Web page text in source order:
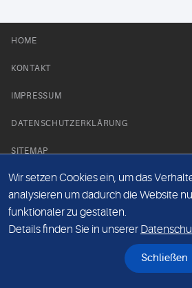
HOME
KONTAKT
IMPRESSUM
DATENSCHUTZERKLÄRUNG
SITEMAP
NEWS PARTNER
Wir setzen Cookies ein, um das
analysieren um dadurch die Website
funktionaler zu gestalten.
Details finden Sie in unserer
Schließen